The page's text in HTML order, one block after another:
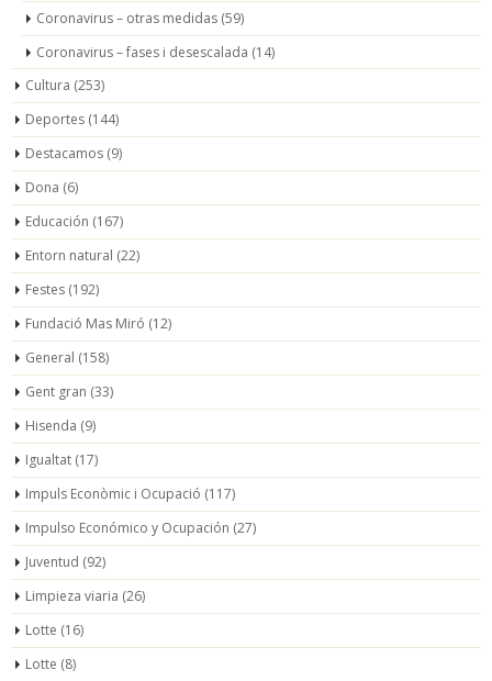
Coronavirus – otras medidas (59)
Coronavirus – fases i desescalada (14)
Cultura (253)
Deportes (144)
Destacamos (9)
Dona (6)
Educación (167)
Entorn natural (22)
Festes (192)
Fundació Mas Miró (12)
General (158)
Gent gran (33)
Hisenda (9)
Igualtat (17)
Impuls Econòmic i Ocupació (117)
Impulso Económico y Ocupación (27)
Juventud (92)
Limpieza viaria (26)
Lotte (16)
Lotte (8)